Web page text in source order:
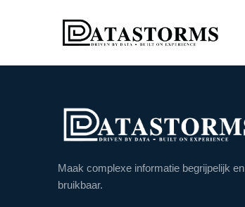
Maak complexe informatie begrijpelijk en
bruikbaar.